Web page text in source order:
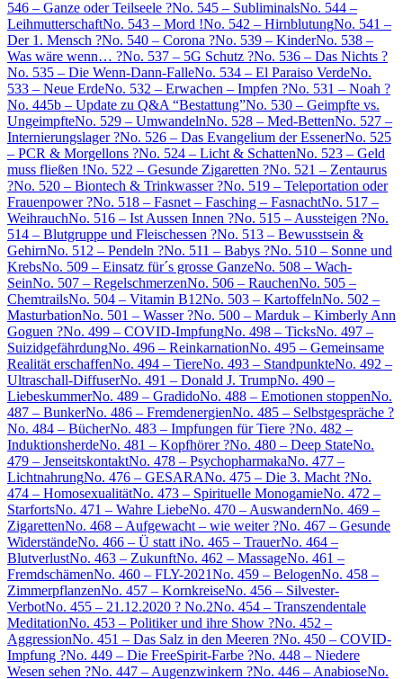
546 – Ganze oder Teilseele ?No. 545 – SubliminalsNo. 544 –
LeihmutterschaftNo. 543 – Mord !No. 542 – HirnblutungNo. 541 –
Der 1. Mensch ?No. 540 – Corona ?No. 539 – KinderNo. 538 –
Was wäre wenn… ?No. 537 – 5G Schutz ?No. 536 – Das Nichts ?
No. 535 – Die Wenn-Dann-FalleNo. 534 – El Paraiso VerdeNo.
533 – Neue ErdeNo. 532 – Erwachen – Impfen ?No. 531 – Noah ?
No. 445b – Update zu Q&A “Bestattung”No. 530 – Geimpfte vs.
UngeimpfteNo. 529 – UmwandelnNo. 528 – Med-BettenNo. 527 –
Internierungslager ?No. 526 – Das Evangelium der EssenerNo. 525
– PCR & Morgellons ?No. 524 – Licht & SchattenNo. 523 – Geld
muss fließen !No. 522 – Gesunde Zigaretten ?No. 521 – Zentaurus
?No. 520 – Biontech & Trinkwasser ?No. 519 – Teleportation oder
Frauenpower ?No. 518 – Fasnet – Fasching – FasnachtNo. 517 –
WeihrauchNo. 516 – Ist Aussen Innen ?No. 515 – Aussteigen ?No.
514 – Blutgruppe und Fleischessen ?No. 513 – Bewusstsein &
GehirnNo. 512 – Pendeln ?No. 511 – Babys ?No. 510 – Sonne und
KrebsNo. 509 – Einsatz für´s grosse GanzeNo. 508 – Wach-
SeinNo. 507 – RegelschmerzenNo. 506 – RauchenNo. 505 –
ChemtrailsNo. 504 – Vitamin B12No. 503 – KartoffelnNo. 502 –
MasturbationNo. 501 – Wasser ?No. 500 – Marduk – Kimberly Ann
Goguen ?No. 499 – COVID-ImpfungNo. 498 – TicksNo. 497 –
SuizidgefährdungNo. 496 – ReinkarnationNo. 495 – Gemeinsame
Realität erschaffenNo. 494 – TiereNo. 493 – StandpunkteNo. 492 –
Ultraschall-DiffuserNo. 491 – Donald J. TrumpNo. 490 –
LiebeskummerNo. 489 – GradidoNo. 488 – Emotionen stoppenNo.
487 – BunkerNo. 486 – FremdenergienNo. 485 – Selbstgespräche ?
No. 484 – BücherNo. 483 – Impfungen für Tiere ?No. 482 –
InduktionsherdeNo. 481 – Kopfhörer ?No. 480 – Deep StateNo.
479 – JenseitskontaktNo. 478 – PsychopharmakaNo. 477 –
LichtnahrungNo. 476 – GESARANo. 475 – Die 3. Macht ?No.
474 – HomosexualitätNo. 473 – Spirituelle MonogamieNo. 472 –
StarfortsNo. 471 – Wahre LiebeNo. 470 – AuswandernNo. 469 –
ZigarettenNo. 468 – Aufgewacht – wie weiter ?No. 467 – Gesunde
WiderständeNo. 466 – Ü statt iNo. 465 – TrauerNo. 464 –
BlutverlustNo. 463 – ZukunftNo. 462 – MassageNo. 461 –
FremdschämenNo. 460 – FLY-2021No. 459 – BelogenNo. 458 –
ZimmerpflanzenNo. 457 – KornkreiseNo. 456 – Silvester-
VerbotNo. 455 – 21.12.2020 ? No.2No. 454 – Transzendentale
MeditationNo. 453 – Politiker und ihre Show ?No. 452 –
AggressionNo. 451 – Das Salz in den Meeren ?No. 450 – COVID-
Impfung ?No. 449 – Die FreeSpirit-Farbe ?No. 448 – Niedere
Wesen sehen ?No. 447 – Augenzwinkern ?No. 446 – AnabioseNo.